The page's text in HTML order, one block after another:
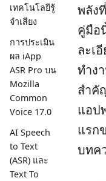
เทคโนโลยีรู้
จำเสียง
การประเมิน
ผล iApp
ASR Pro บน
Mozilla
Common
Voice 17.0
AI Speech
to Text
(ASR) และ
Text To
พลัง
คู่มือ
ละเ
ทำง
สำคั
แอป
แรก
บทค